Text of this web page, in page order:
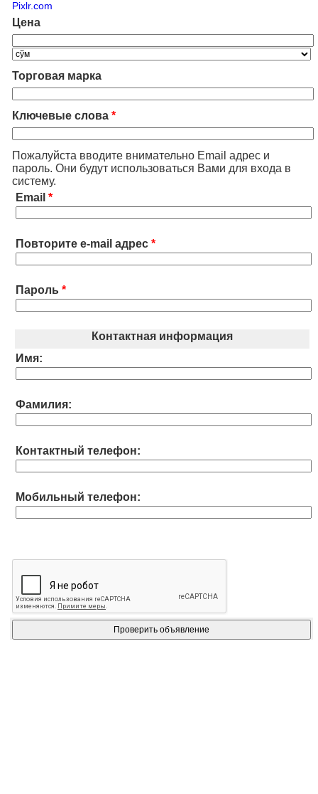
Pixlr.com
Цена
Торговая марка
Ключевые слова *
Пожалуйста вводите внимательно Email адрес и
пароль. Они будут использоваться Вами для входа в
систему.
Email *
Повторите e-mail адрес *
Пароль *
Контактная информация
Имя:
Фамилия:
Контактный телефон:
Мобильный телефон: